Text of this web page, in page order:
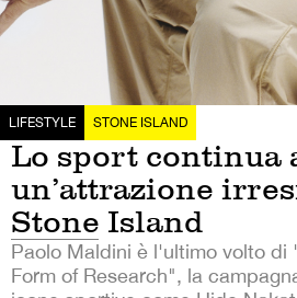
LIFESTYLE STONE ISLAND
Lo sport continua
un’attrazione
Stone Island
Paolo Maldini è l'ultimo volto di
Form of Research", la